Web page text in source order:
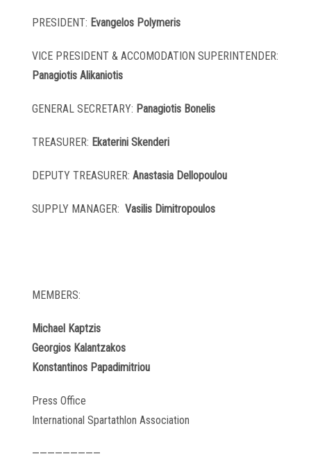
PRESIDENT: Evangelos Polymeris
VICE PRESIDENT & ACCOMODATION SUPERINTENDER:
Panagiotis Alikaniotis
GENERAL SECRETARY: Panagiotis Bonelis
TREASURER: Ekaterini Skenderi
DEPUTY TREASURER: Anastasia Dellopoulou
SUPPLY MANAGER: Vasilis Dimitropoulos
MEMBERS:
Michael Kaptzis
Georgios Kalantzakos
Konstantinos Papadimitriou
Press Office
International Spartathlon Association
—————————